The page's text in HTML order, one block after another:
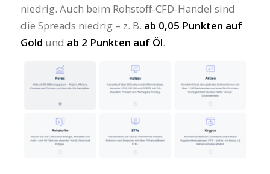
niedrig. Auch beim Rohstoff-CFD-Handel sind
die Spreads niedrig – z. B. ab 0,05 Punkten auf
Gold und ab 2 Punkten auf Öl.